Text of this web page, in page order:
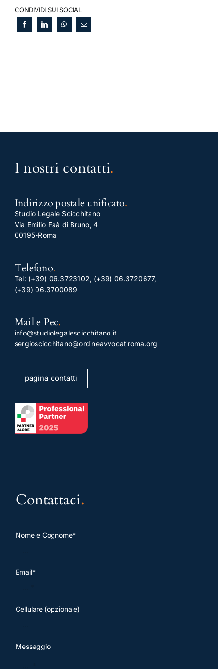
CONDIVIDI SUI SOCIAL
I nostri contatti.
Indirizzo postale unificato.
Studio Legale Scicchitano
Via Emilio Faà di Bruno, 4
00195-Roma
Telefono.
Tel: (+39) 06.3723102, (+39) 06.3720677,
(+39) 06.3700089
Mail e Pec.
info@studiolegalescicchitano.it
sergioscicchitano@ordineavvocatiroma.org
pagina contatti
Contattaci.
Nome e Cognome*
Email*
Cellulare (opzionale)
Messaggio